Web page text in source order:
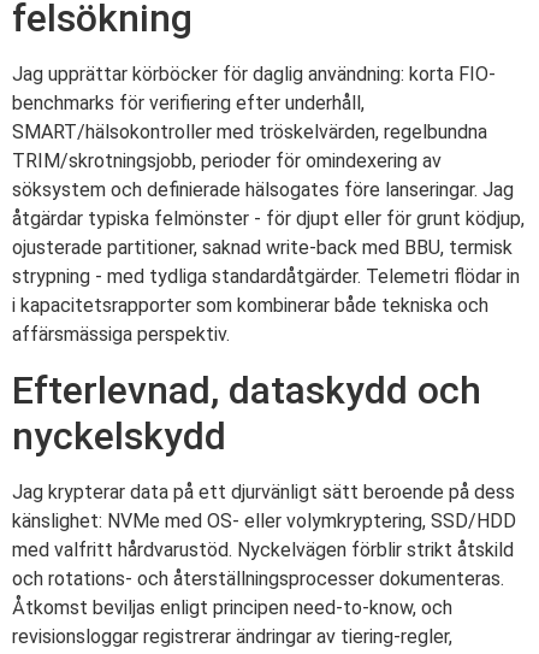
felsökning
Jag upprättar körböcker för daglig användning: korta FIO-
benchmarks för verifiering efter underhåll,
SMART/hälsokontroller med tröskelvärden, regelbundna
TRIM/skrotningsjobb, perioder för omindexering av
söksystem och definierade hälsogates före lanseringar. Jag
åtgärdar typiska felmönster - för djupt eller för grunt ködjup,
ojusterade partitioner, saknad write-back med BBU, termisk
strypning - med tydliga standardåtgärder. Telemetri flödar in
i kapacitetsrapporter som kombinerar både tekniska och
affärsmässiga perspektiv.
Efterlevnad, dataskydd och
nyckelskydd
Jag krypterar data på ett djurvänligt sätt beroende på dess
känslighet: NVMe med OS- eller volymkryptering, SSD/HDD
med valfritt hårdvarustöd. Nyckelvägen förblir strikt åtskild
och rotations- och återställningsprocesser dokumenteras.
Åtkomst beviljas enligt principen need-to-know, och
revisionsloggar registrerar ändringar av tiering-regler,